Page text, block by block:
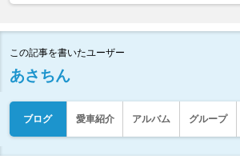
この記事を書いたユーザー
あさちん
ブログ 愛車紹介 アルバム グループ